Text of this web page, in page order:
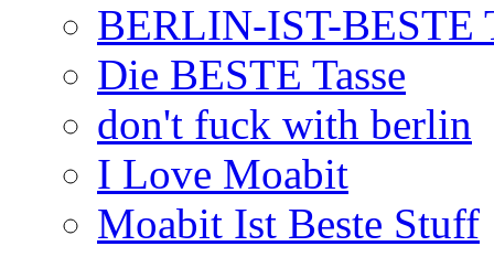
BERLIN-IST-BESTE
Die BESTE Tasse
don't fuck with berlin
I Love Moabit
Moabit Ist Beste Stuff